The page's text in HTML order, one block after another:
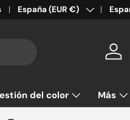
País/Región
España (EUR €) Idioma
del color Más